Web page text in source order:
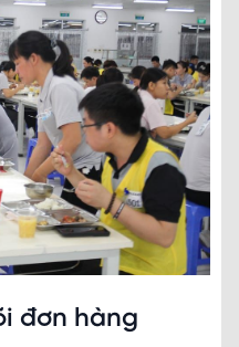
đơn hàng